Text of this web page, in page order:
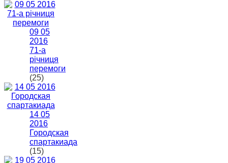
09 05
2016
71-а
річниця
перемоги
(25)
14 05
2016
Городская
спартакиада
(15)